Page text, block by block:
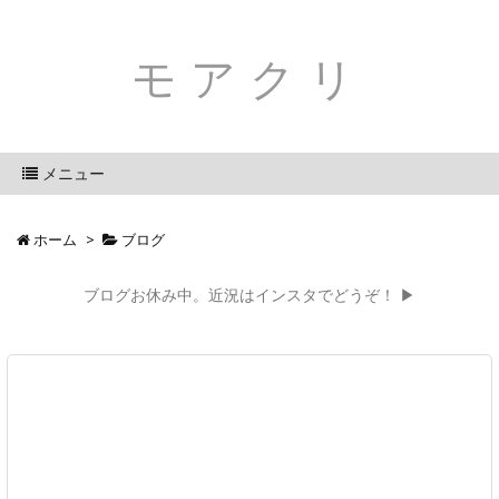
モアクリ
メニュー
ホーム > ブログ
ブログお休み中。近況はインスタでどうぞ！ ▶